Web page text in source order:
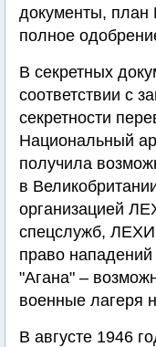
документы, план
полное
В секретных
соответствии с
секретности
Национальный
получила
в
организацией
спецслужб, ЛЕХИ
право
"Агана" –
военные лагеря
В августе 1946